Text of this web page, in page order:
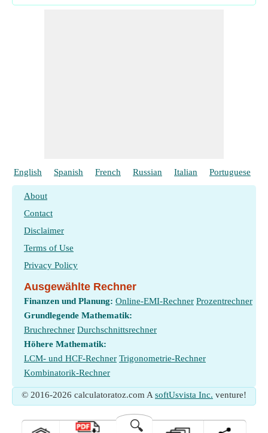
English Spanish French Russian Italian Portuguese
About
Contact
Disclaimer
Terms of Use
Privacy Policy
Ausgewählte Rechner
Finanzen und Planung: Online-EMI-Rechner Prozentrechner
Grundlegende Mathematik:
Bruchrechner Durchschnittsrechner
Höhere Mathematik:
LCM- und HCF-Rechner Trigonometrie-Rechner
Kombinatorik-Rechner
© 2016-2026 calculatoratoz.com A softUsvista Inc. venture!
🔍